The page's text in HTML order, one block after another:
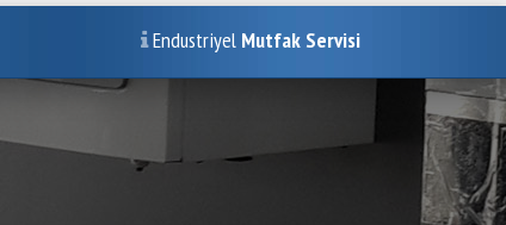
Endustriyel Mutfak Servisi